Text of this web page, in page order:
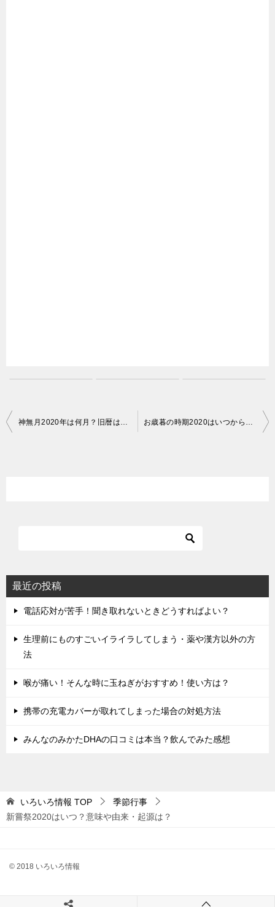
投
ン
神無月2020年は何月？旧暦は？出雲大社で神社の参拝が変わる？ お歳暮の時期2020はいつからいつまで？喪中の場合はどうする？
最近の投稿
電話応対が苦手！聞き取れないときどうすればよい？
生理前にものすごいイライラしてしまう・薬や漢方以外の方
法
喉が痛い！そんな時に玉ねぎがおすすめ！使い方は？
携帯の充電カバーが取れてしまった場合の対処方法
みんなのみかたDHAの口コミは本当？飲んでみた感想
いろいろ情報 TOP
季節行事
新嘗祭2020はいつ？意味や由来・起源は？
© 2018 いろいろ情報